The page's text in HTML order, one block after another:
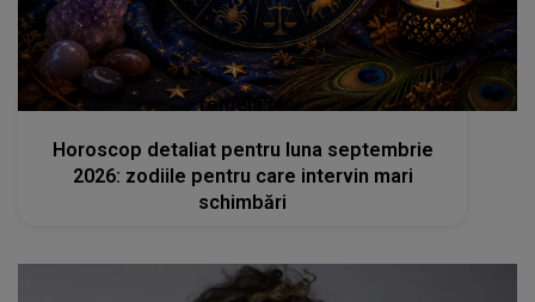
femeia.ro
Horoscop detaliat pentru luna septembrie
2026: zodiile pentru care intervin mari
schimbări